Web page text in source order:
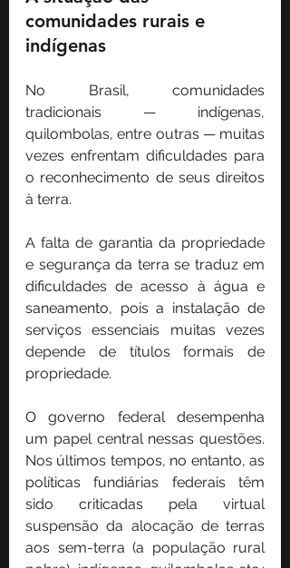
comunidades rurais e
indígenas
No Brasil, comunidades
tradicionais — indígenas,
quilombolas, entre outras — muitas
vezes enfrentam dificuldades para
o reconhecimento de seus direitos
à terra.
A falta de garantia da propriedade
e segurança da terra se traduz em
dificuldades de acesso à água e
saneamento, pois a instalação de
serviços essenciais muitas vezes
depende de títulos formais de
propriedade.
O governo federal desempenha
um papel central nessas questões.
Nos últimos tempos, no entanto, as
políticas fundiárias federais têm
sido criticadas pela virtual
suspensão da alocação de terras
aos sem-terra (a população rural